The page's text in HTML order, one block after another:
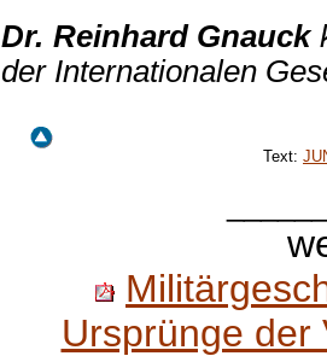
Dr. Reinhard Gnauck
der Internationalen
Text:
Ursprünge der